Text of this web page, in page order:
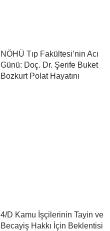
NÖHÜ Tıp Fakültesi’nin Acı
Günü: Doç. Dr. Şerife Buket
Bozkurt Polat Hayatını
4/D Kamu İşçilerinin Tayin ve
Becayiş Hakkı İçin Beklentisi